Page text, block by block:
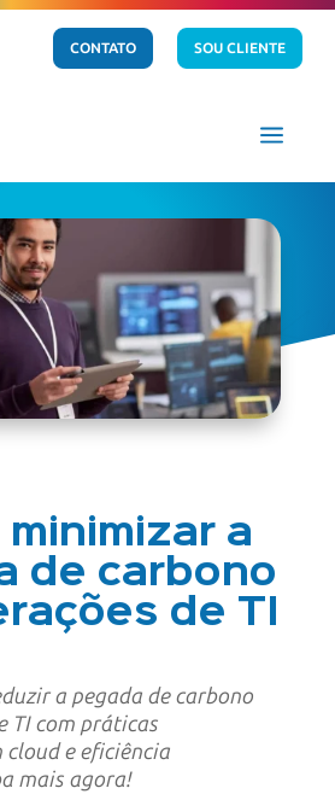
CONTATO SOU CLIENTE
a
minimizar a
de carbono
de TI
a pegada de carbono
TI com práticas
e eficiência
mais agora!